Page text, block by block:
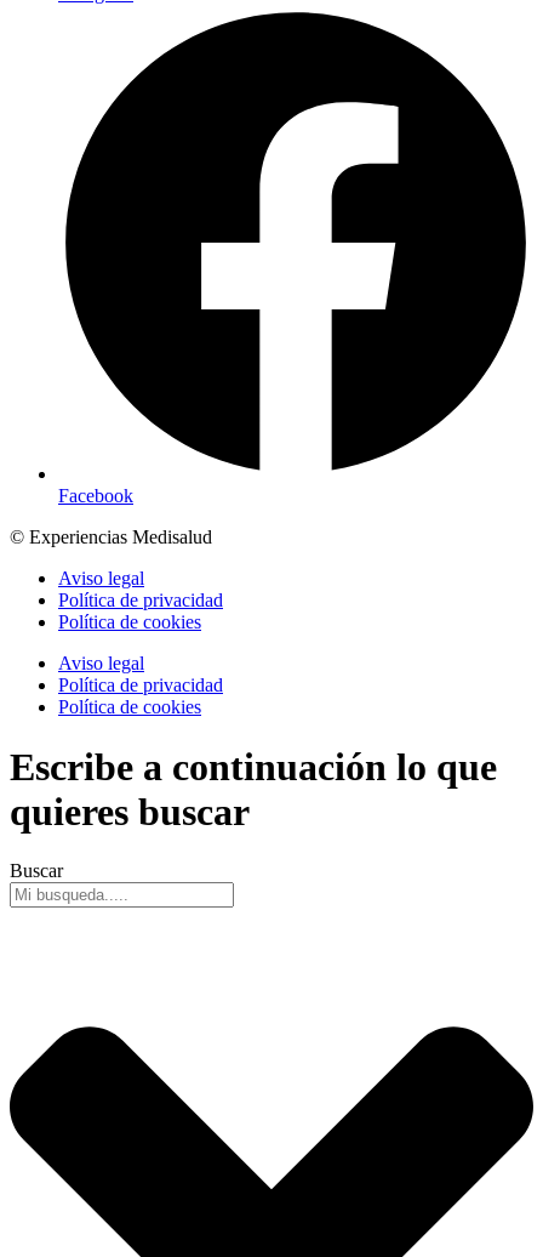
Facebook
© Experiencias Medisalud
Aviso legal
Política de privacidad
Política de cookies
Aviso legal
Política de privacidad
Política de cookies
Escribe a continuación lo que
quieres buscar
Buscar